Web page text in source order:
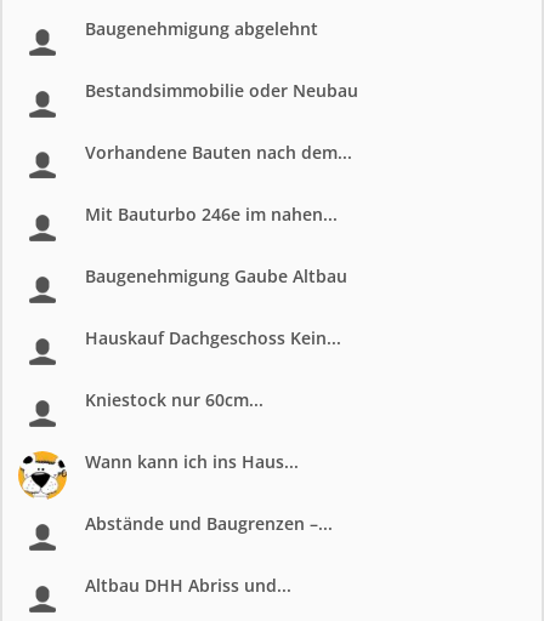
Baugenehmigung abgelehnt
Bestandsimmobilie oder Neubau
Vorhandene Bauten nach dem...
Mit Bauturbo 246e im nahen...
Baugenehmigung Gaube Altbau
Hauskauf Dachgeschoss Kein...
Kniestock nur 60cm...
Wann kann ich ins Haus...
Abstände und Baugrenzen –...
Altbau DHH Abriss und...